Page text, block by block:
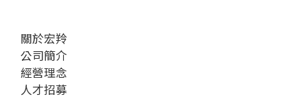
關於宏羚
公司簡介
經營理念
人才招募